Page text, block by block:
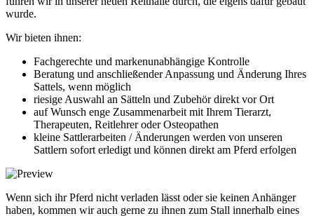
wurde.
Wir bieten ihnen:
Fachgerechte und markenunabhängige Kontrolle
Beratung und anschließender Anpassung und Änderung Ihres
Sattels, wenn möglich
riesige Auswahl an Sätteln und Zubehör direkt vor Ort
auf Wunsch enge Zusammenarbeit mit Ihrem Tierarzt,
Therapeuten, Reitlehrer oder Osteopathen
kleine Sattlerarbeiten / Änderungen werden von unseren
Sattlern sofort erledigt und können direkt am Pferd erfolgen
Wenn sich ihr Pferd nicht verladen lässt oder sie keinen Anhänger
haben, kommen wir auch gerne zu ihnen zum Stall innerhalb eines